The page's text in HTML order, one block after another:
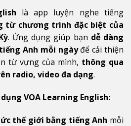
là app luyện nghe tiếng
từ chương trình đặc biệt của
. Ứng dụng giúp bạn dễ dàng
Anh mỗi ngàyđể cải thiện
từ vựng của mình, thông qua
radio, video đa dạng.
VOA Learning English:
thế giới bằng tiếng Anh mỗi